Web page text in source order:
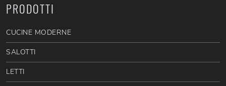
PRODOTTI
CUCINE MODERNE
SALOTTI
LETTI